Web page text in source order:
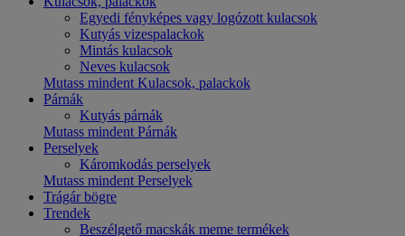
Egyedi fényképes vagy logózott kulacsok
Kutyás vizespalackok
Mintás kulacsok
Neves kulacsok
Mutass mindent Kulacsok, palackok
Párnák
Kutyás párnák
Mutass mindent Párnák
Perselyek
Káromkodás perselyek
Mutass mindent Perselyek
Trágár bögre
Trendek
Beszélgető macskák meme termékek